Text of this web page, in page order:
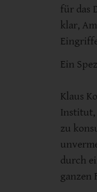
für das
klar,
Ein
Klaus
Institut,
zu
durch
ganzen